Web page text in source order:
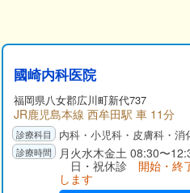
國崎内科医院
福岡県八女郡広川町新代737
JR鹿児島本線 西牟田駅 車 11分
内科・小児科・皮膚科・消
月火水木金土 08:30〜
日・祝休診 開始・終
します